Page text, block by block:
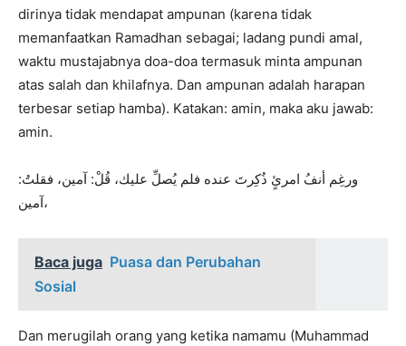
dirinya tidak mendapat ampunan (karena tidak
memanfaatkan Ramadhan sebagai; ladang pundi amal,
waktu mustajabnya doa-doa termasuk minta ampunan
atas salah dan khilafnya. Dan ampunan adalah harapan
terbesar setiap hamba). Katakan: amin, maka aku jawab:
amin.
ورغِم أنفُ امرئٍ ذُكِرتَ عنده فلم يُصلِّ عليك، قُلْ: آمين، فقلتُ:
آمين،
Baca juga Puasa dan Perubahan
Sosial
Dan merugilah orang yang ketika namamu (Muhammad